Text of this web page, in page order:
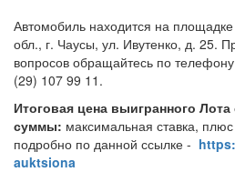
Автомобиль находится на
обл., г. Чаусы, ул. Ивутенко, д. 25.
вопросов обращайтесь по
(29) 107
Итоговая цена выигранного
суммы: максимальная ставка,
подробно по данной ссылке -
auktsiona